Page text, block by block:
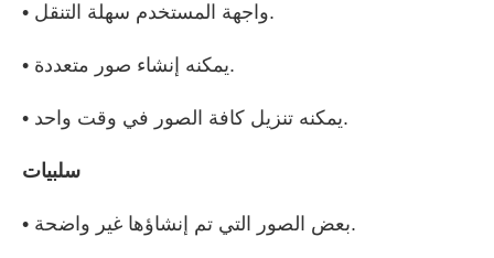
• واجهة المستخدم سهلة التنقل.
• يمكنه إنشاء صور متعددة.
• يمكنه تنزيل كافة الصور في وقت واحد.
سلبيات
• بعض الصور التي تم إنشاؤها غير واضحة.